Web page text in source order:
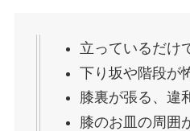
立っているだけ
下り坂や階段が
膝裏が張る、違
膝のお皿の周囲